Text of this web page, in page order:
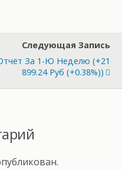
Следующая Запись
За 1-Ю Неделю (+21
899.24 Руб (+0.38%))